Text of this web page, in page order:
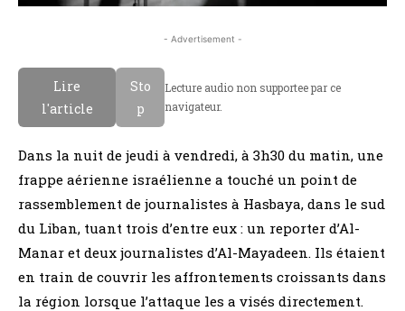
- Advertisement -
Lire
l'article
Sto
p
Lecture audio non supportee par ce
navigateur.
Dans la nuit de jeudi à vendredi, à 3h30 du matin, une
frappe aérienne israélienne a touché un point de
rassemblement de journalistes à Hasbaya, dans le sud
du Liban, tuant trois d’entre eux : un reporter d’Al-
Manar et deux journalistes d’Al-Mayadeen. Ils étaient
en train de couvrir les affrontements croissants dans
la région lorsque l’attaque les a visés directement.